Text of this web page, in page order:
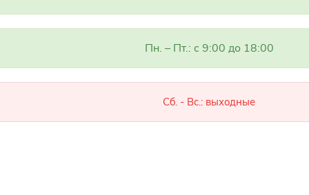
Пн. – Пт.: с 9:00 до 18:00
Сб. - Вс.: выходные